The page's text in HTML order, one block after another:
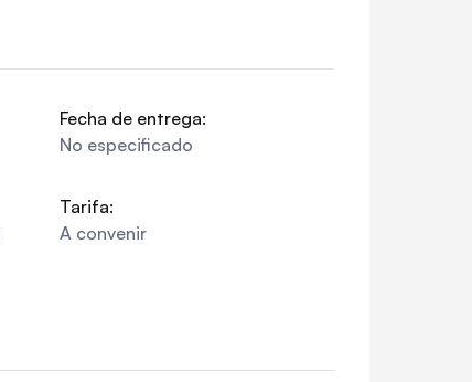
Fecha de entrega:
No especificado
Tarifa:
A convenir